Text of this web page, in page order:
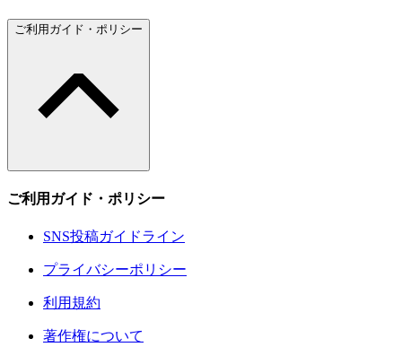
ご利用ガイド・ポリシー
ご利用ガイド・ポリシー
SNS投稿ガイドライン
プライバシーポリシー
利用規約
著作権について